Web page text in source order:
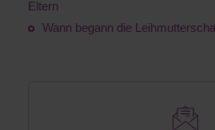
Eltern
Wann begann die